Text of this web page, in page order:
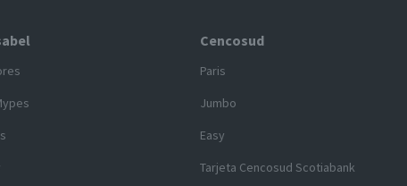
Cencosud
Paris
Jumbo
Easy
Tarjeta Cencosud Scotiabank